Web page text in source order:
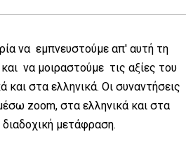
να εμπνευστούμε απ' αυτή τη
να μοιραστούμε τις αξίες του
και στα ελληνικά. Οι συναντήσεις
zoom, στα ελληνικά και στα
διαδοχική μετάφραση.